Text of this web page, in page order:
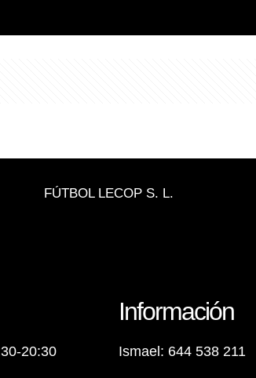
FÚTBOL LECOP S. L.
20:30
Información
Ismael: 644 538 211